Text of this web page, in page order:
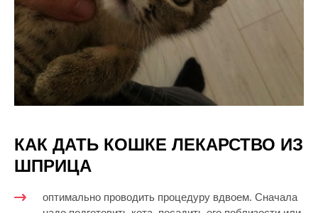
КАК ДАТЬ КОШКЕ ЛЕКАРСТВО ИЗ
ШПРИЦА
оптимально проводить процедуру вдвоем. Сначала